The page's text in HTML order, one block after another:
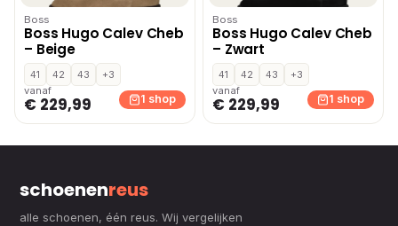
Boss
Boss Hugo Calev Cheb
– Beige
41 42 43
+3
vanaf
€ 229,99 1 shop
Boss
Boss Hugo Calev Cheb
– Zwart
41 42 43
+3
vanaf
€ 229,99 1 shop
schoenenreus
alle schoenen, één reus. Wij vergelijken